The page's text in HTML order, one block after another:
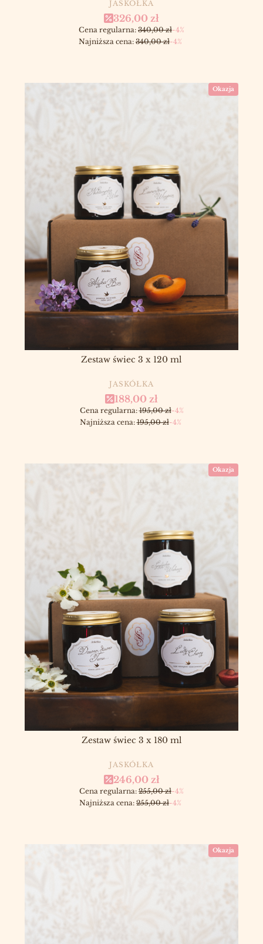
JASKÓŁKA
Cena promocyjna
326,00 zł
Cena regularna: 340,00 zł-4%
Najniższa cena: 340,00 zł-4%
Okazja
Zestaw świec 3 x 120 ml
PRODUCENT
JASKÓŁKA
Cena promocyjna
188,00 zł
Cena regularna: 195,00 zł-4%
Najniższa cena: 195,00 zł-4%
Okazja
Zestaw świec 3 x 180 ml
PRODUCENT
JASKÓŁKA
Cena promocyjna
246,00 zł
Cena regularna: 255,00 zł-4%
Najniższa cena: 255,00 zł-4%
Okazja